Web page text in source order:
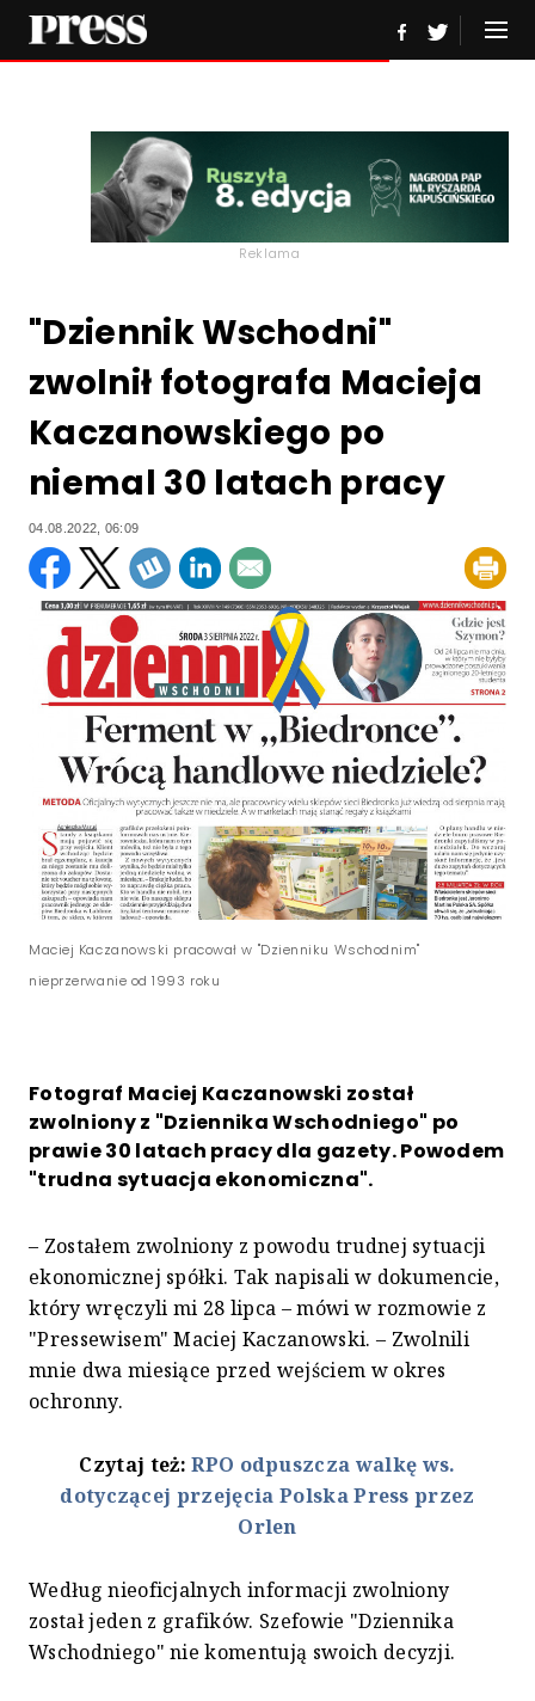
Reklama
"Dziennik Wschodni"
zwolnił fotografa Macieja
Kaczanowskiego po
niemal 30 latach pracy
04.08.2022, 06:09
Maciej Kaczanowski pracował w "Dzienniku Wschodnim"
nieprzerwanie od 1993 roku
Fotograf Maciej Kaczanowski został
zwolniony z "Dziennika Wschodniego" po
prawie 30 latach pracy dla gazety. Powodem
"trudna sytuacja ekonomiczna".
– Zostałem zwolniony z powodu trudnej sytuacji
ekonomicznej spółki. Tak napisali w dokumencie,
który wręczyli mi 28 lipca – mówi w rozmowie z
"Pressewisem" Maciej Kaczanowski. – Zwolnili
mnie dwa miesiące przed wejściem w okres
ochronny.
Czytaj też:RPO odpuszcza walkę ws.
dotyczącej przejęcia Polska Press przez
Orlen
Według nieoficjalnych informacji zwolniony
został jeden z grafików. Szefowie "Dziennika
Wschodniego" nie komentują swoich decyzji.